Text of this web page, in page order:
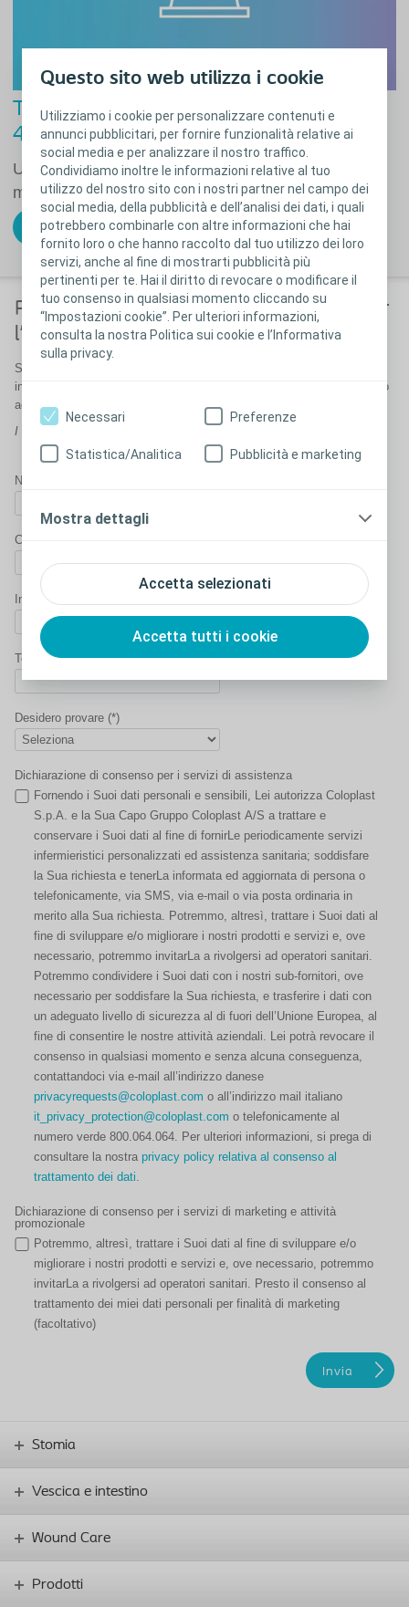
Questo sito web utilizza i cookie
Utilizziamo i cookie per personalizzare contenuti e
annunci pubblicitari, per fornire funzionalità relative ai
social media e per analizzare il nostro traffico.
Condividiamo inoltre le informazioni relative al tuo
utilizzo del nostro sito con i nostri partner nel campo dei
social media, della pubblicità e dell’analisi dei dati, i quali
potrebbero combinarle con altre informazioni che hai
fornito loro o che hanno raccolto dal tuo utilizzo dei loro
servizi, anche al fine di mostrarti pubblicità più
pertinenti per te. Hai il diritto di revocare o modificare il
tuo consenso in qualsiasi momento cliccando su
“Impostazioni cookie”. Per ulteriori informazioni,
consulta la nostra Politica sui cookie e l’Informativa
sulla privacy.
Accetta selezionati
Accetta tutti i cookie
Necessari Preferenze
Statistica/Analitica Pubblicità e marketing
Mostra dettagli
Trova il catetere più adatto – rispondi a
4 semplici domande
Usa lo strumento e scopri il catetere maschile che
meglio si adatta al tuo stile di vita.
Fai il test
Prova campioni omaggio di prodotti per
l'incontinenza urinaria o intestinale
Stai cercando campioni di prodotti Coloplast? Ti invitiamo a fornire le
informazioni di seguito riportate e ti contatteremo per trovare il prodotto
adatto a te.
I campi contrassegnati con (*) sono obbligatori.
Nome (*)
Cognome (*)
Indirizzo e-mail (*)
Telefono: (*)
Desidero provare (*)
Dichiarazione di consenso per i servizi di assistenza
Fornendo i Suoi dati personali e sensibili, Lei autorizza Coloplast
S.p.A. e la Sua Capo Gruppo Coloplast A/S a trattare e
conservare i Suoi dati al fine di fornirLe periodicamente servizi
infermieristici personalizzati ed assistenza sanitaria; soddisfare
la Sua richiesta e tenerLa informata ed aggiornata di persona o
telefonicamente, via SMS, via e-mail o via posta ordinaria in
merito alla Sua richiesta. Potremmo, altresì, trattare i Suoi dati al
fine di sviluppare e/o migliorare i nostri prodotti e servizi e, ove
necessario, potremmo invitarLa a rivolgersi ad operatori sanitari.
Potremmo condividere i Suoi dati con i nostri sub-fornitori, ove
necessario per soddisfare la Sua richiesta, e trasferire i dati con
un adeguato livello di sicurezza al di fuori dell’Unione Europea, al
fine di consentire le nostre attività aziendali. Lei potrà revocare il
consenso in qualsiasi momento e senza alcuna conseguenza,
contattandoci via e-mail all’indirizzo danese
privacyrequests@coloplast.com o all’indirizzo mail italiano
it_privacy_protection@coloplast.com o telefonicamente al
numero verde 800.064.064. Per ulteriori informazioni, si prega di
consultare la nostra privacy policy relativa al consenso al
trattamento dei dati
Dichiarazione di consenso per i servizi di marketing e attività
promozionale
Potremmo, altresì, trattare i Suoi dati al fine di sviluppare e/o
migliorare i nostri prodotti e servizi e, ove necessario, potremmo
invitarLa a rivolgersi ad operatori sanitari. Presto il consenso al
trattamento dei miei dati personali per finalità di marketing
(facoltativo)
Stomia
Vescica e intestino
Wound Care
Prodotti